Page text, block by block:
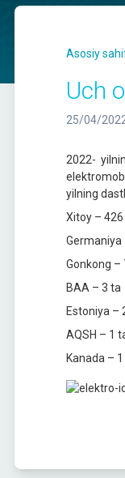
Asosiy
Uch
25/04/
2022-
yilning
Xitoy – 426
Germaniya
Gonkong –
BAA – 3 ta
Estoniya –
AQSH – 1
Kanada –